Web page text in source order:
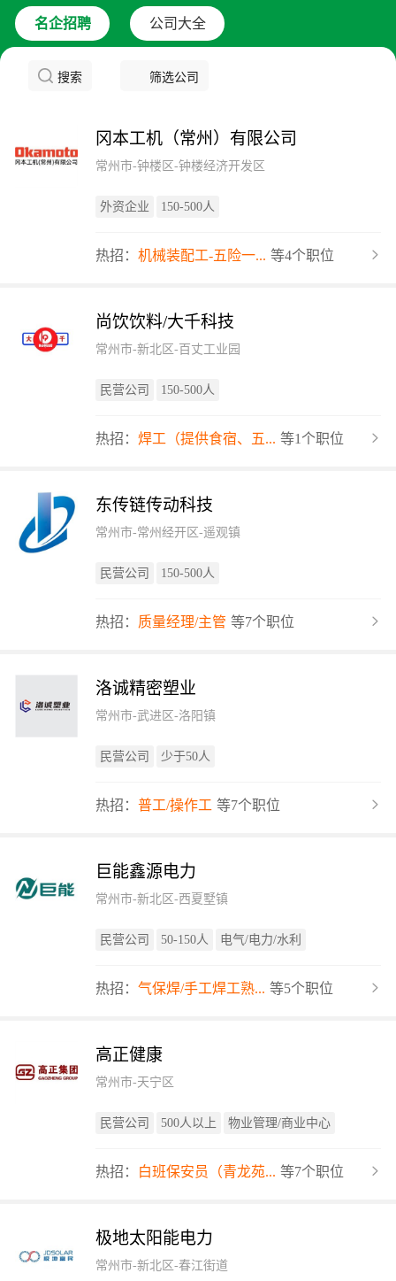
名企招聘 公司大全
搜索 筛选公司
冈本工机（常州）有限公司
常州市-钟楼区-钟楼经济开发区
外资企业 150-500人
热招： 机械装配工-五险一... 等4个职位
尚饮饮料/大千科技
常州市-新北区-百丈工业园
民营公司 150-500人
热招： 焊工（提供食宿、五... 等1个职位
东传链传动科技
常州市-常州经开区-遥观镇
民营公司 150-500人
热招： 质量经理/主管 等7个职位
洛诚精密塑业
常州市-武进区-洛阳镇
民营公司 少于50人
热招： 普工/操作工 等7个职位
巨能鑫源电力
常州市-新北区-西夏墅镇
民营公司 50-150人 电气/电力/水利
热招： 气保焊/手工焊工熟... 等5个职位
高正健康
常州市-天宁区
民营公司 500人以上 物业管理/商业中心
热招： 白班保安员（青龙苑... 等7个职位
极地太阳能电力
常州市-新北区-春江街道